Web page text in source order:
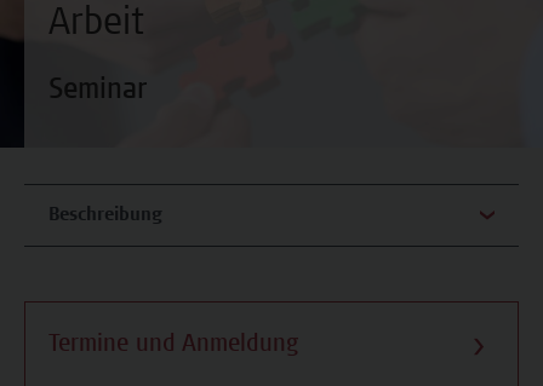
Arbeit
Seminar
Beschreibung
Termine und Anmeldung